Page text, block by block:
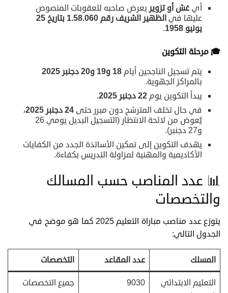
أيغش أو تزوير يعرض صاحبه للعقوبات المنصوص
عليها في
الظهير الشريف رقم 1.58.060 بتاريخ 25
يونيو 1958
.
🎓 مرحلة التكوين
يتم تسجيل الناجحين أيام18 و19 و20 دجنبر 2025
بالمراكز الجهوية.
يبدأ التكوين يوم22دجنبر 2025
.
في حال تخلف المترشح دون مبرر حتى 24دجنبر 2025
،
يُعوض من لائحة الانتظار (التسجيل البديل يومي 26
و27 دجنبر).
يهدف التكوين إلى تمكين الأساتذة الجدد من الكفايات
الأكاديمية والمهنية لمزاولة التدريس بكفاءة.
📊 عدد المناصب حسب المسالك
والتخصصات
يتوزع عدد مناصب مباراة التعليم 2025 كما هو موضح في
الجدول التالي:
المسلك عدد المقاعد التخصصات
التعليم الابتدائي
9030 جميع التخصصات